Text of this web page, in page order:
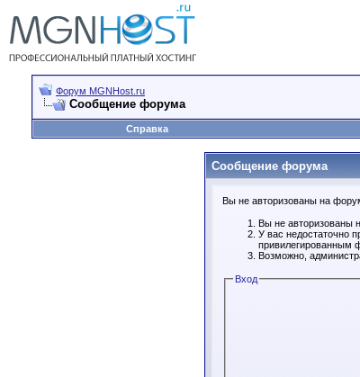
Форум MGNHost.ru
Сообщение форума
Справка
Сообщение форума
Вы не авторизованы на
Вы не авторизованы
У вас недостаточно
привилегированным
Возможно,
Вход